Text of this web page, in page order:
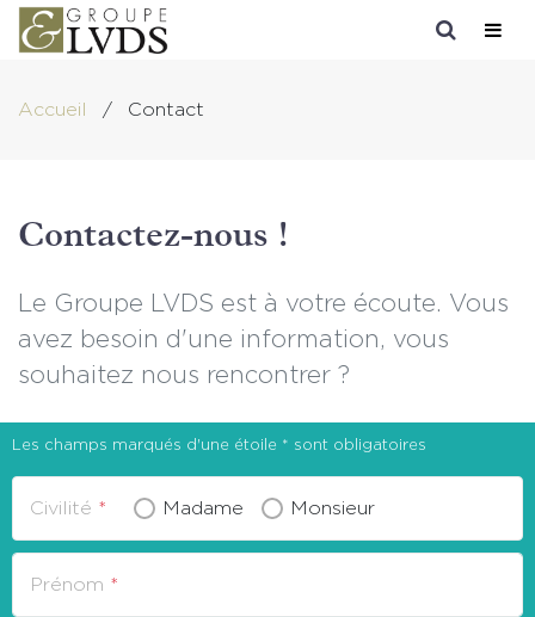
Le groupe LVDS
Nos bureaux
Notre Raison d'Etre
Expertise-Comptable
Commissariat aux comptes
RH & Paie
Juridique
Transmission - Évaluation - Conciliation
Actus & Outils
Actus sectorielles
Infos pratiques
Blog
Formation
Nous rejoindre
Contact
Notre LinkedIn
Notre Chaîne Youtube
Espace client
Accueil / Contact
Contactez-nous !
Le Groupe LVDS est à votre écoute. Vous
avez besoin d'une information, vous
souhaitez nous rencontrer ?
Les champs marqués d'une étoile * sont obligatoires
Civilité Madame Monsieur
Prénom